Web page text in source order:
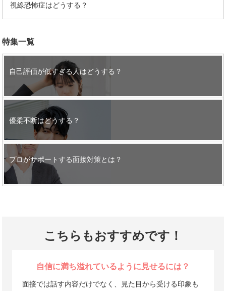
視線恐怖症はどうする？
特集一覧
自己評価が低すぎる人はどうする？
優柔不断はどうする？
プロがサポートする面接対策とは？
こちらもおすすめです！
自信に満ち溢れているように見せるには？
面接では話す内容だけでなく、見た目から受ける印象も